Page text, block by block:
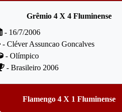
Grêmio 4 X 4 Fluminense
- 16/7/2006
- Cléver Assuncao Goncalves
- Olímpico
- Brasileiro 2006
Flamengo 4 X 1 Fluminense